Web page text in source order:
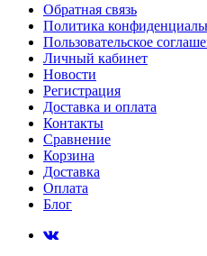
Обратная связь
Политика
Пользовательское
Личный кабинет
Новости
Регистрация
Доставка и оплата
Контакты
Сравнение
Корзина
Доставка
Оплата
Блог